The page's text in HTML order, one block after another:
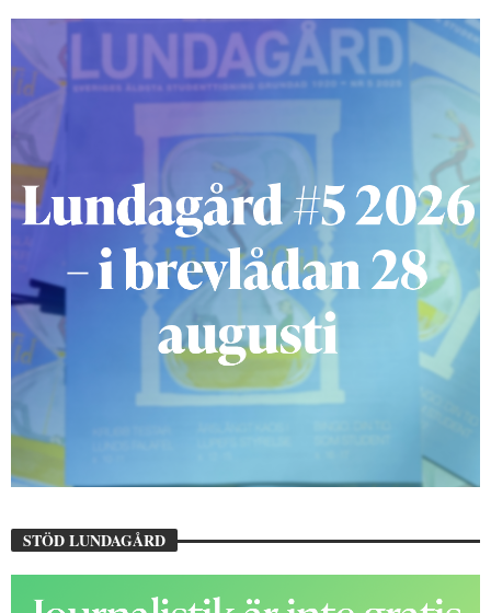
STÖD LUNDAGÅRD